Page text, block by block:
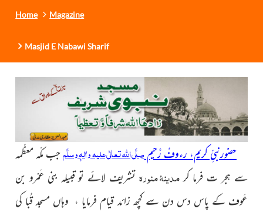
Home Magazine
Masjid E Nabawi Sharif
حضورنبیِّ کریم، رءوفُ رَّحیمصلَّی اللہ تعالٰی علیہ واٰلہٖ وسلَّمجب مکّہ معظّمہ
سے ہجر ت فرما کرمدینۂ منورہ تشریف لائے تو قبیلہ بنی عَمْرو بن
عَوف کے پاس دس دن سے کچھ زائد قیام فرمایا ، وہاں مسجد قُبا کی